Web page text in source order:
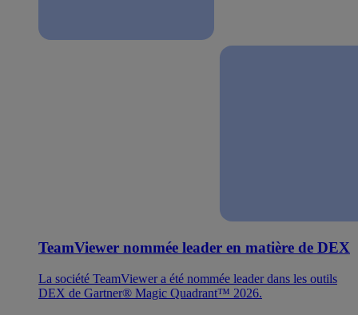
TeamViewer nommée leader en matière de DEX
La société TeamViewer a été nommée leader dans les outils
DEX de Gartner® Magic Quadrant™ 2026.